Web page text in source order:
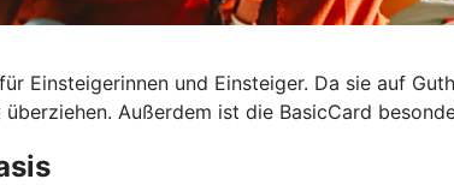
Einsteigerinnen und Einsteiger. Da sie auf
Außerdem ist die BasicCard